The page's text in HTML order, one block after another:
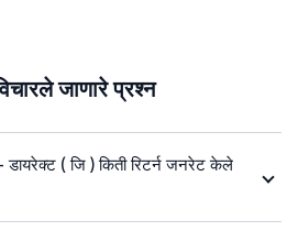
जाणारे प्रश्न
डायरेक्ट ( जि ) किती रिटर्न जनरेट केले